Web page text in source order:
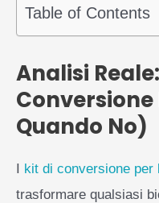
Table of Contents
Analisi
Conversione
Quando No)
I kit di conversione per
trasformare qualsiasi